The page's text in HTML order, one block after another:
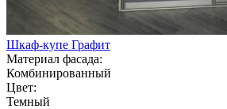
Шкаф-купе Графит
Материал фасада:
Комбинированный
Цвет:
Темный